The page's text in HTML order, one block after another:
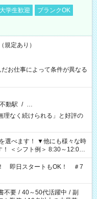
大学生歓迎
ブランクOK
定あり）
お仕事によって条件が異なる
動駅 / …
理なく続けられる」と好評の
他にも様々な時
！ ＜シフト例＞ 8:30～12:00
～翌6:00 など
即日スタートもOK！ ＃7
不要 / 40～50代活躍中 / 副